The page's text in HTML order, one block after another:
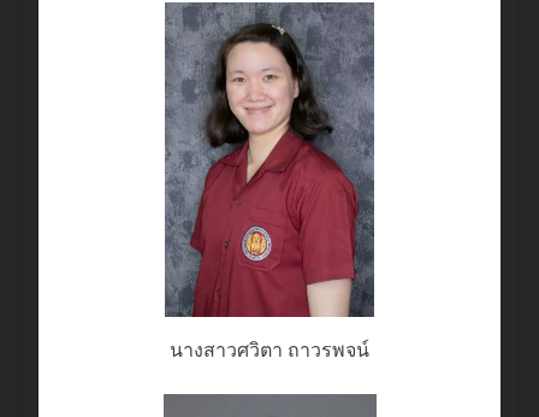
นางสาวศวิตา ถาวรพจน์